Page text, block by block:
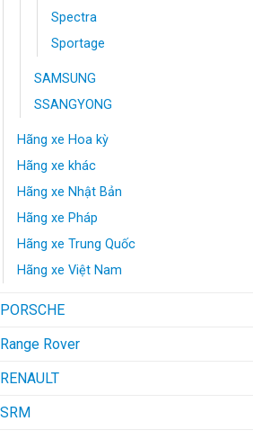
Spectra
Sportage
SAMSUNG
SSANGYONG
Hãng xe Hoa kỳ
Hãng xe khác
Hãng xe Nhật Bản
Hãng xe Pháp
Hãng xe Trung Quốc
Hãng xe Việt Nam
PORSCHE
Range Rover
RENAULT
SRM